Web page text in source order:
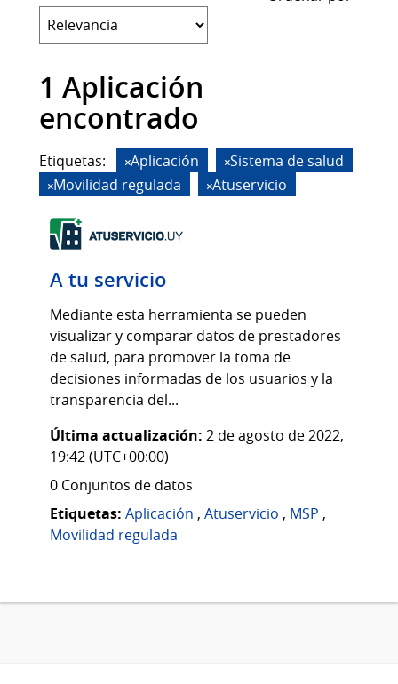
1 Aplicación
encontrado
Etiquetas: Aplicación
Sistema de salud
Movilidad regulada
Atuservicio
A tu servicio
Mediante esta herramienta se pueden
visualizar y comparar datos de prestadores
de salud, para promover la toma de
decisiones informadas de los usuarios y la
transparencia del...
Última actualización: 2 de agosto de 2022,
19:42 (UTC+00:00)
0 Conjuntos de datos
Etiquetas: Aplicación , Atuservicio , MSP ,
Movilidad regulada